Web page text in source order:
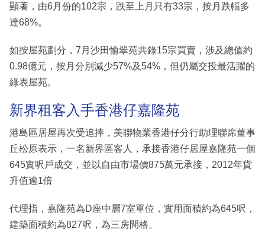
顯著，由6月份的102宗，跌至上月只有33宗，按月跌幅多
達68%。
如按屋苑劃分，7月沙田愉翠苑共錄15宗買賣，涉及總值約
0.98億元，按月分別減少57%及54%，但仍屬交投最活躍的
綠表屋苑。
新界租客入手香港仔嘉隆苑
港島區居屋再次受追捧，美聯物業香港仔分行助理聯席董事
丘松原表示，一名新界區客人，承接香港仔居屋嘉隆苑一個
645實呎戶成交，並以自由市場價875萬元承接，2012年貨
升值逾1倍
代理指，嘉隆苑為D座中層7室單位，實用面積約為645呎，
建築面積約為827呎，為三房間格。